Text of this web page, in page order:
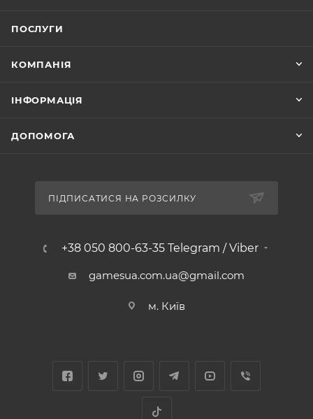
ПОСЛУГИ
КОМПАНІЯ
ІНФОРМАЦІЯ
ДОПОМОГА
ПІДПИСАТИСЯ НА РОЗСИЛКУ
+38 050 800-63-35 Telegram / Viber
gamesua.com.ua@gmail.com
м. Київ